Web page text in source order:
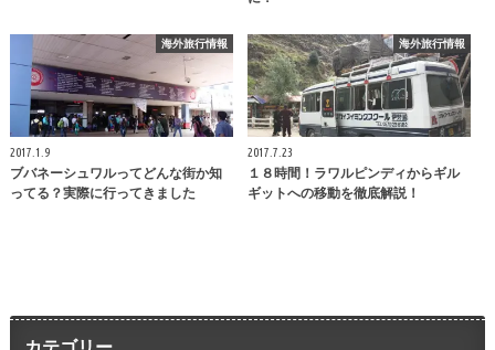
海外旅行情報
2017.1.9
ブバネーシュワルってどんな街か知
ってる？実際に行ってきました
海外旅行情報
2017.7.23
１８時間！ラワルピンディからギル
ギットへの移動を徹底解説！